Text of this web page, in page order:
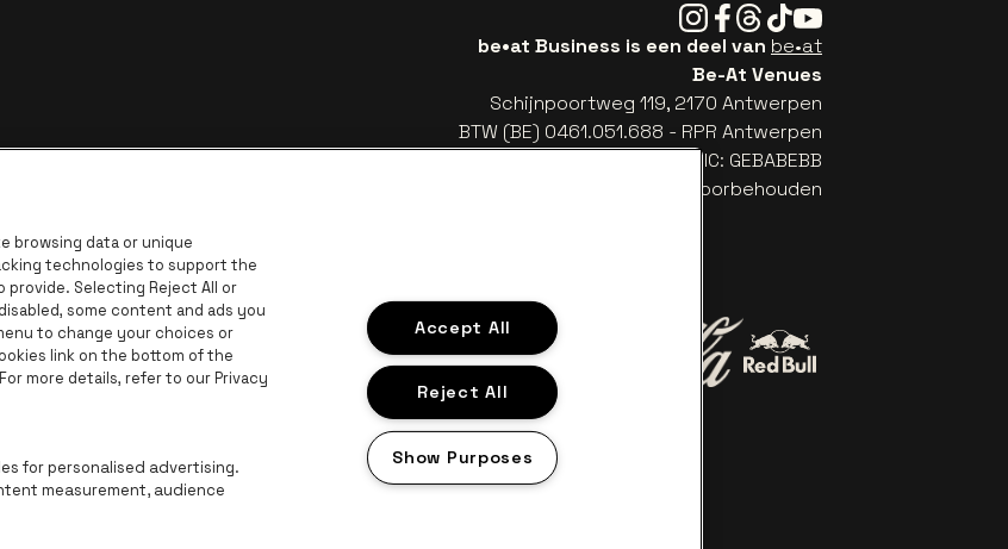
Instagram
Facebook
Threads
TiktokYoutube
be•at Business is een deel van be•at
Be-At Venues
Schijnpoortweg 119, 2170 Antwerpen
BTW (BE) 0461.051.688 - RPR Antwerpen
BNP Paribas Fortis - IBAN: BE93 2200 4925 0067 - BIC: GEBABEBB
© be•at - Alle rechten voorbehouden
Europcar
Ga naar de website van Trixxo
Ga naar de website van JupilerGa naar de website van Coca-Cola
Ga naar de website van Het logo van Aperol
Ga naar de website van Champagne Pommery
Ga naar de website van Croky
browsing data or unique
technologies to support the
provide. Selecting Reject All or
some content and ads you
to change your choices or
link on the bottom of the
more details, refer to our Privacy
for personalised advertising.
measurement, audience
Accept All
Reject All
Show Purposes